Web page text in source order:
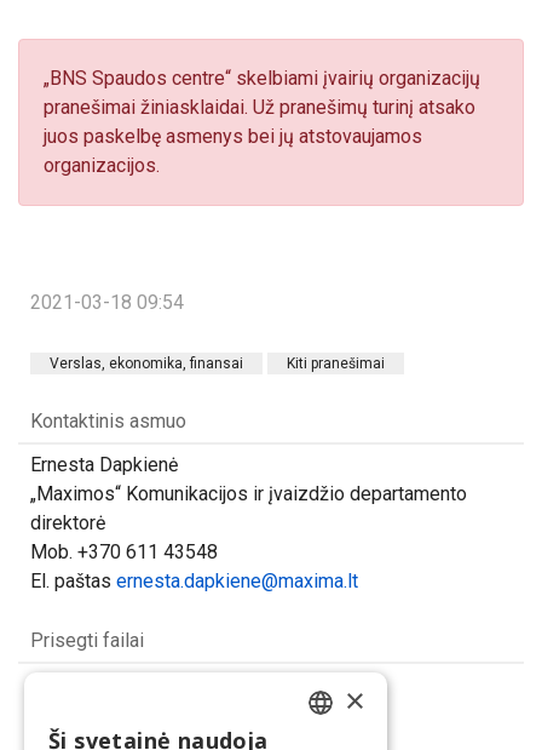
„BNS Spaudos centre“ skelbiami įvairių organizacijų
pranešimai žiniasklaidai. Už pranešimų turinį atsako
juos paskelbę asmenys bei jų atstovaujamos
organizacijos.
2021-03-18 09:54
Verslas, ekonomika, finansai Kiti pranešimai
Kontaktinis asmuo
Ernesta Dapkienė
„Maximos“ Komunikacijos ir įvaizdžio departamento
direktorė
Mob. +370 611 43548
El. paštas ernesta.dapkiene@maxima.lt
Prisegti failai
×
Ši svetainė naudoja